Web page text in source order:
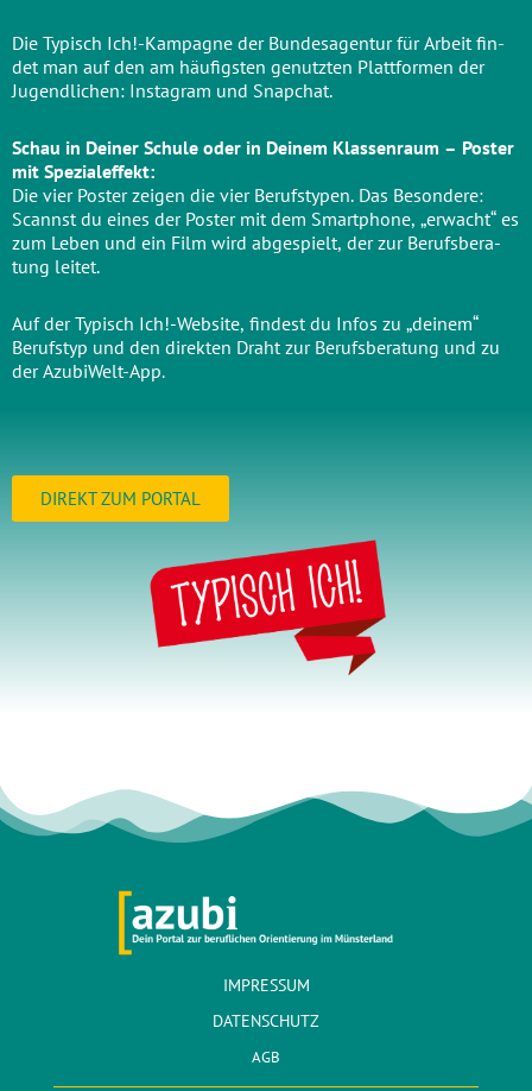
Die Typisch Ich!-Kampagne der Bun­des­agen­tur für Arbeit fin­
det man auf den am häu­figs­ten genutz­ten Platt­for­men der
Jugend­li­chen: Insta­gram und Snap­chat.
Schau in Dei­ner Schu­le oder in Dei­nem Klas­sen­raum – Pos­ter
mit Spe­zi­al­ef­fekt:
Die vier Pos­ter zei­gen die vier Berufs­ty­pen. Das Beson­de­re:
Scannst du eines der Pos­ter mit dem Smart­phone, „erwacht“ es
zum Leben und ein Film wird abge­spielt, der zur Berufs­be­ra­
tung leitet.
Auf der Typisch Ich!-Website, fin­dest du Infos zu „dei­nem“
Berufs­typ und den direk­ten Draht zur Berufs­be­ra­tung und zu
der AzubiWelt-App.
DIREKT ZUM PORTAL
IMPRESSUM
DATENSCHUTZ
AGB